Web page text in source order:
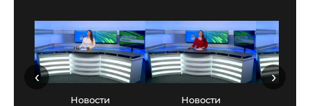
Новости
Новости
‹ ›